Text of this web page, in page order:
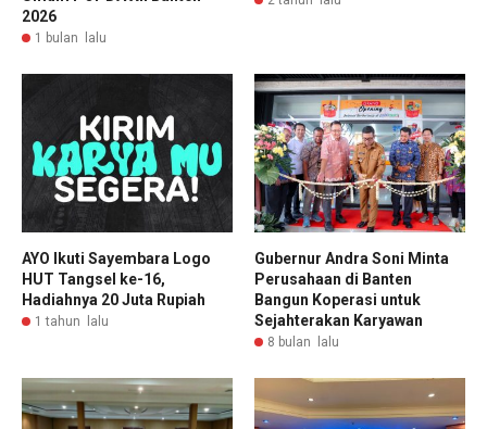
2026
1 bulan lalu
AYO Ikuti Sayembara Logo
HUT Tangsel ke-16,
Hadiahnya 20 Juta Rupiah
1 tahun lalu
Gubernur Andra Soni Minta
Perusahaan di Banten
Bangun Koperasi untuk
Sejahterakan Karyawan
8 bulan lalu